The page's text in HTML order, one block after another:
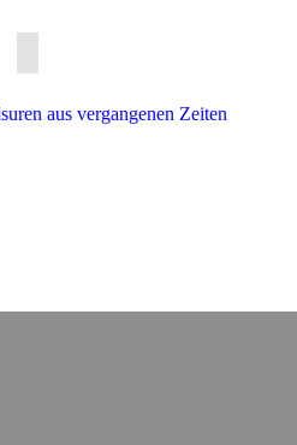
aus vergangenen Zeiten